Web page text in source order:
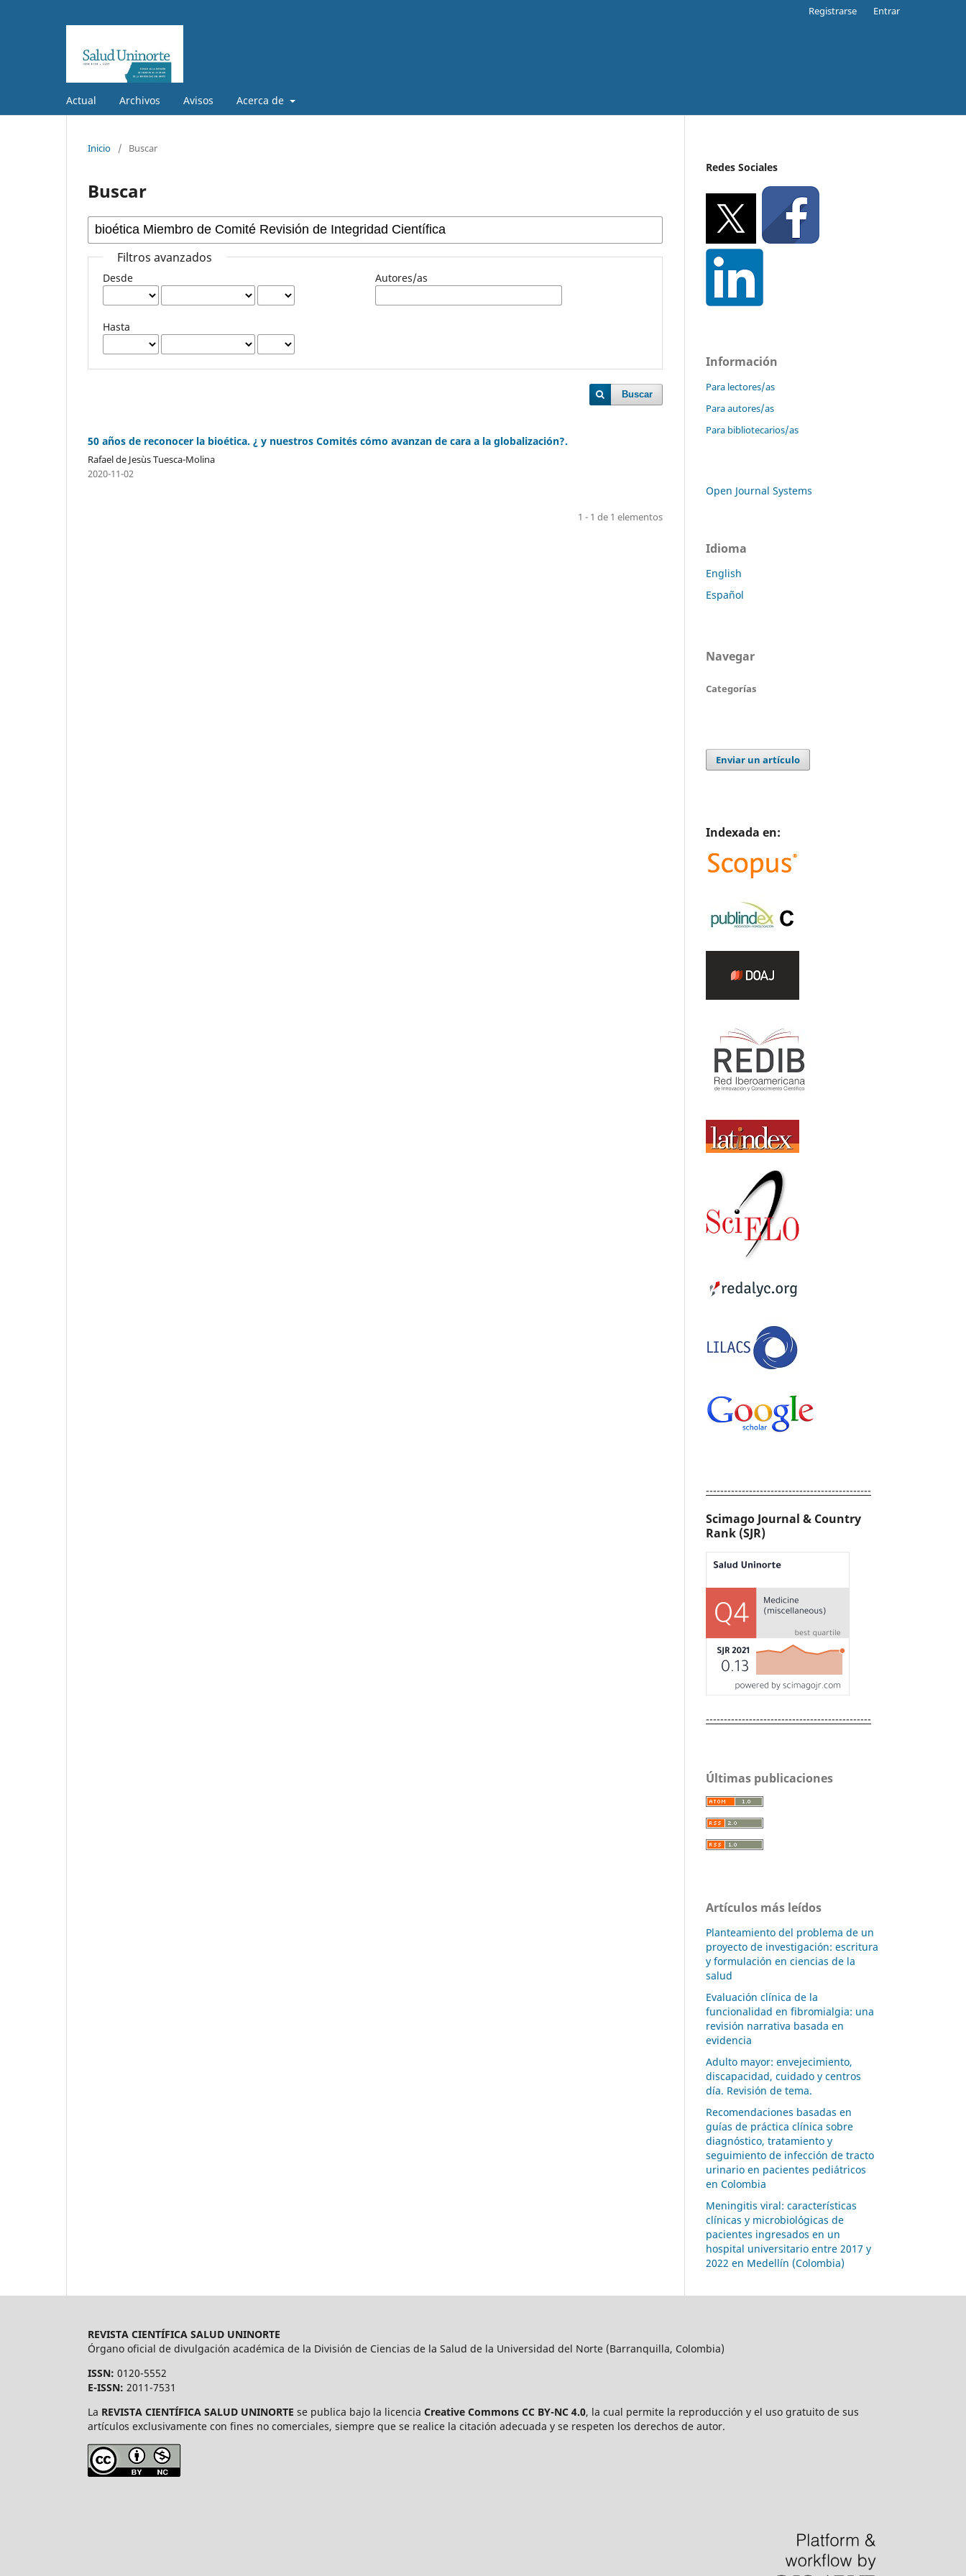
Actual Archivos Avisos Acerca de
Registrarse Entrar
Inicio / Buscar
Buscar
Filtros avanzados
Desde
Hasta
Autores/as
Buscar
50 años de reconocer la bioética. ¿ y nuestros Comités cómo avanzan de cara a la globalización?.
Rafael de Jesùs Tuesca-Molina
2020-11-02
1 - 1 de 1 elementos
Redes Sociales
Información
Para lectores/as
Para autores/as
Para bibliotecarios/as
Open Journal Systems
Idioma
English
Español
Navegar
Categorías
Enviar un artículo
Indexada en:
----------------------------------------------
Scimago Journal & Country
Rank (SJR)
----------------------------------------------
Últimas publicaciones
Artículos más leídos
Planteamiento del problema de un
proyecto de investigación: escritura
y formulación en ciencias de la
salud
Evaluación clínica de la
funcionalidad en fibromialgia: una
revisión narrativa basada en
evidencia
Adulto mayor: envejecimiento,
discapacidad, cuidado y centros
día. Revisión de tema.
Recomendaciones basadas en
guías de práctica clínica sobre
diagnóstico, tratamiento y
seguimiento de infección de tracto
urinario en pacientes pediátricos
en Colombia
Meningitis viral: características
clínicas y microbiológicas de
pacientes ingresados en un
hospital universitario entre 2017 y
2022 en Medellín (Colombia)
REVISTA CIENTÍFICA SALUD UNINORTE
Órgano oficial de divulgación académica de la División de Ciencias de la Salud de la Universidad del Norte (Barranquilla, Colombia)
ISSN: 0120-5552
E-ISSN: 2011-7531
La REVISTA CIENTÍFICA SALUD UNINORTE se publica bajo la licencia Creative Commons CC BY-NC 4.0, la cual permite la reproducción y el uso gratuito de sus
artículos exclusivamente con fines no comerciales, siempre que se realice la citación adecuada y se respeten los derechos de autor.